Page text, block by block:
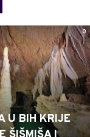
0
U BIH KRIJE